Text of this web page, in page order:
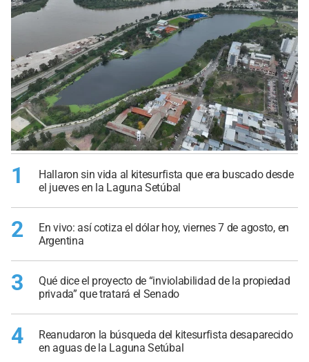
1
Hallaron sin vida al kitesurfista que era buscado desde
el jueves en la Laguna Setúbal
2
En vivo: así cotiza el dólar hoy, viernes 7 de agosto, en
Argentina
3
Qué dice el proyecto de “inviolabilidad de la propiedad
privada” que tratará el Senado
4
Reanudaron la búsqueda del kitesurfista desaparecido
en aguas de la Laguna Setúbal